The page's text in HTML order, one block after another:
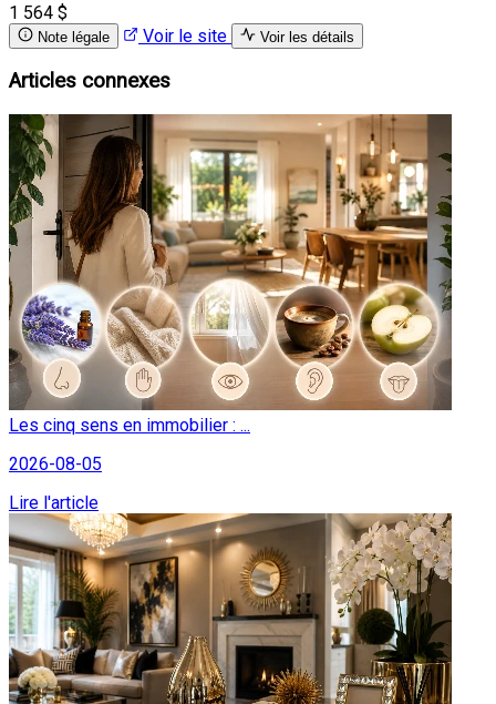
1 564 $
Note légale Voir le site Voir les détails
Articles connexes
Les cinq sens en immobilier : ...
2026-08-05
Lire l'article